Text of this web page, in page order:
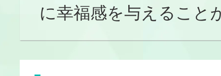
に幸福感を与えること